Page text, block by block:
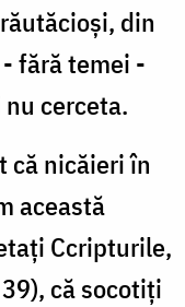
din
fără temei -
cerceta.
că nicăieri în
această
Ccripturile,
că socotiţi